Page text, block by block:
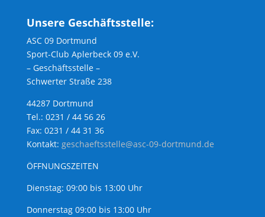
Unsere Geschäftsstelle:
ASC 09 Dortmund
Sport-Club Aplerbeck 09 e.V.
– Geschäftsstelle –
Schwerter Straße 238
44287 Dortmund
Tel.: 0231 / 44 56 26
Fax: 0231 / 44 31 36
Kontakt: geschaeftsstelle@asc-09-dortmund.de
ÖFFNUNGSZEITEN
Dienstag: 09:00 bis 13:00 Uhr
Donnerstag 09:00 bis 13:00 Uhr